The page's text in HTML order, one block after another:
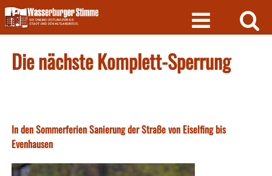
Skip
to
content
Die nächste Komplett-Sperrung
In den Sommerferien Sanierung der Straße von Eiselfing bis
Evenhausen